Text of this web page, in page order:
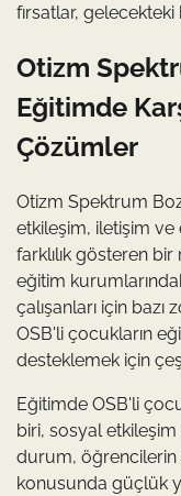
fırsatlar, gelecekteki
Otizm
Eğitimde
Çözümler
Otizm Spektrum
etkileşim, iletişim ve
farklılık gösteren
eğitim
çalışanları için
OSB'li çocukların
desteklemek için
Eğitimde OSB'li
biri, sosyal
durum, öğrencilerin
konusunda güçlük